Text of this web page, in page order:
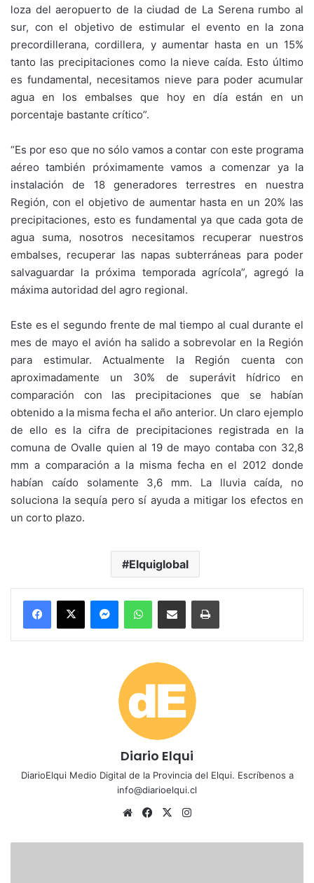
loza del aeropuerto de la ciudad de La Serena rumbo al
sur, con el objetivo de estimular el evento en la zona
precordillerana, cordillera, y aumentar hasta en un 15%
tanto las precipitaciones como la nieve caída. Esto último
es fundamental, necesitamos nieve para poder acumular
agua en los embalses que hoy en día están en un
porcentaje bastante crítico”.
“Es por eso que no sólo vamos a contar con este programa
aéreo también próximamente vamos a comenzar ya la
instalación de 18 generadores terrestres en nuestra
Región, con el objetivo de aumentar hasta en un 20% las
precipitaciones, esto es fundamental ya que cada gota de
agua suma, nosotros necesitamos recuperar nuestros
embalses, recuperar las napas subterráneas para poder
salvaguardar la próxima temporada agrícola”, agregó la
máxima autoridad del agro regional.
Este es el segundo frente de mal tiempo al cual durante el
mes de mayo el avión ha salido a sobrevolar en la Región
para estimular. Actualmente la Región cuenta con
aproximadamente un 30% de superávit hídrico en
comparación con las precipitaciones que se habían
obtenido a la misma fecha el año anterior. Un claro ejemplo
de ello es la cifra de precipitaciones registrada en la
comuna de Ovalle quien al 19 de mayo contaba con 32,8
mm a comparación a la misma fecha en el 2012 donde
habían caído solamente 3,6 mm. La lluvia caída, no
soluciona la sequía pero sí ayuda a mitigar los efectos en
un corto plazo.
Elquiglobal
Diario Elqui
DiarioElqui Medio Digital de la Provincia del Elqui. Escríbenos a
info@diarioelqui.cl
Siti
we
Fa
bo
X
ra